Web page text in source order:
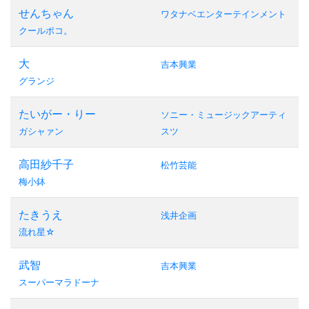
せんちゃん
クールポコ。
ワタナベエンターテインメント
大
グランジ
吉本興業
たいがー・りー
ガシャァン
ソニー・ミュージックアーティ
スツ
高田紗千子
梅小鉢
松竹芸能
たきうえ
流れ星☆
浅井企画
武智
スーパーマラドーナ
吉本興業